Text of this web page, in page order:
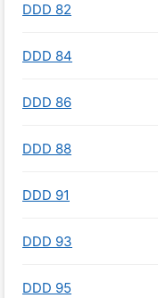
DDD 82
DDD 84
DDD 86
DDD 88
DDD 91
DDD 93
DDD 95